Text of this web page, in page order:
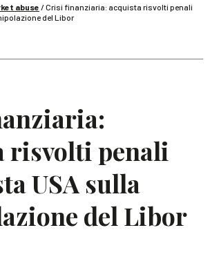
abuse /Crisi finanziaria: acquista risvolti penali
del Libor
risvolti penali
USA sulla
del Libor